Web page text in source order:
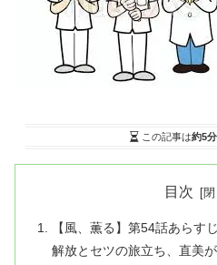
この記事は約5分
目次
【風、薫る】第54話あらす
解放とセツの旅立ち、直美